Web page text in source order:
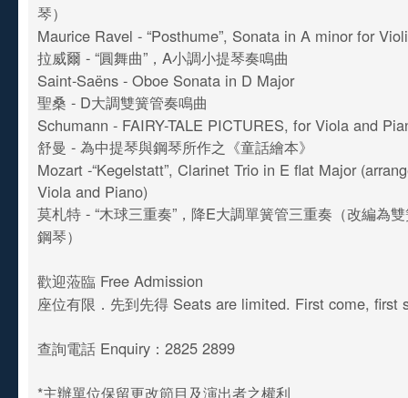
琴）
Maurice Ravel - “Posthume”, Sonata in A minor for
拉威爾 - “圓舞曲”，A小調小提琴奏鳴曲
Saint-Saëns - Oboe Sonata in D Major
聖桑 - D大調雙簧管奏鳴曲
Schumann - FAIRY-TALE PICTURES, for Viola and
舒曼 - 為中提琴與鋼琴所作之《童話繪本》
Mozart -“Kegelstatt”, Clarinet Trio in E flat Major
Viola and Piano)
莫札特 - “木球三重奏”，降E大調單簧管三重奏（改編為
鋼琴）
歡迎蒞臨 Free Admission
座位有限．先到先得 Seats are limited. First come, first
查詢電話 Enquiry：2825 2899
*主辦單位保留更改節目及演出者之權利